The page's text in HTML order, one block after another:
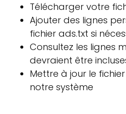
Télécharger votre
Ajouter des lignes
fichier ads.txt si
Consultez les lignes
devraient être
Mettre à jour le
notre système